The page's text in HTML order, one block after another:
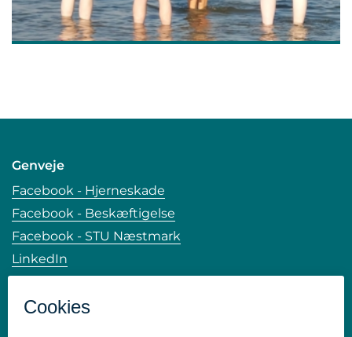
Genveje
Facebook - Hjerneskade
Facebook - Beskæftigelse
Facebook - STU Næstmark
LinkedIn
Whistleblower